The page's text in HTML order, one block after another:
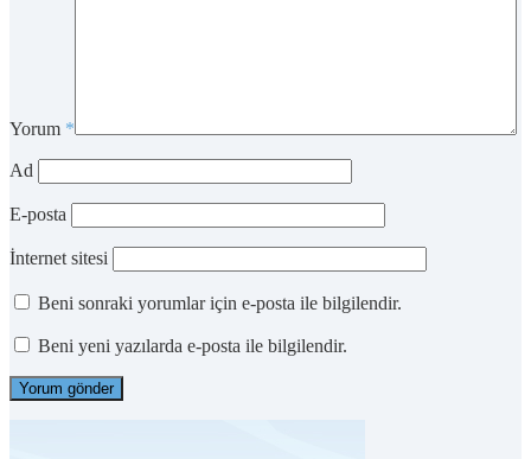
Yorum *
Ad
E-posta
İnternet sitesi
Beni sonraki yorumlar için e-posta ile bilgilendir.
Beni yeni yazılarda e-posta ile bilgilendir.